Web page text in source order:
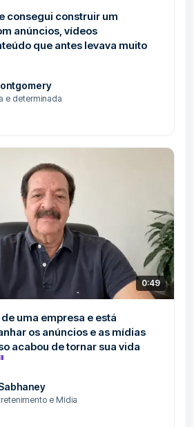
consegui construir um
anúncios, vídeos
que antes levava muito
e determinada
0:49
uma empresa e está
os anúncios e as mídias
acabou de tornar sua vida
e Mídia